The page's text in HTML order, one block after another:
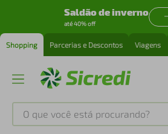
Saldão de inverno
até 40% off
Shopping Parcerias e Descontos Viagens
O que você está procurando?